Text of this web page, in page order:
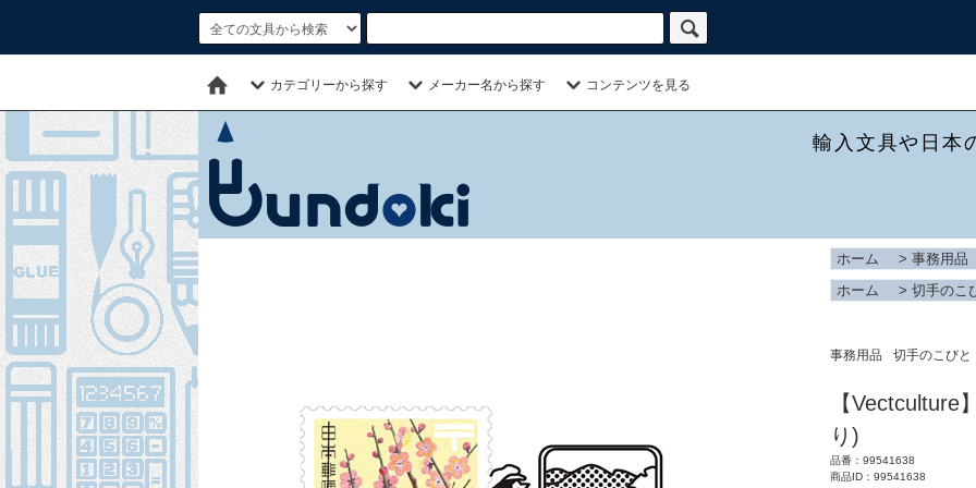
カテゴリーから探す メーカー名から探す コンテンツを見る
輸入文具や日本
ホーム > 事務用品
ホーム
> 切手のこ
事務用品 切手のこびと
【Vectculture
り)
品番：99541638
商品ID：99541638